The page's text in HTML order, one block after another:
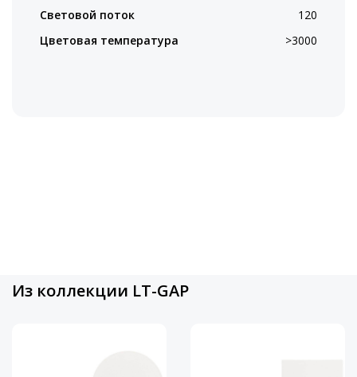
Световой поток
120
Цветовая температура
>3000
Из коллекции LT-GAP